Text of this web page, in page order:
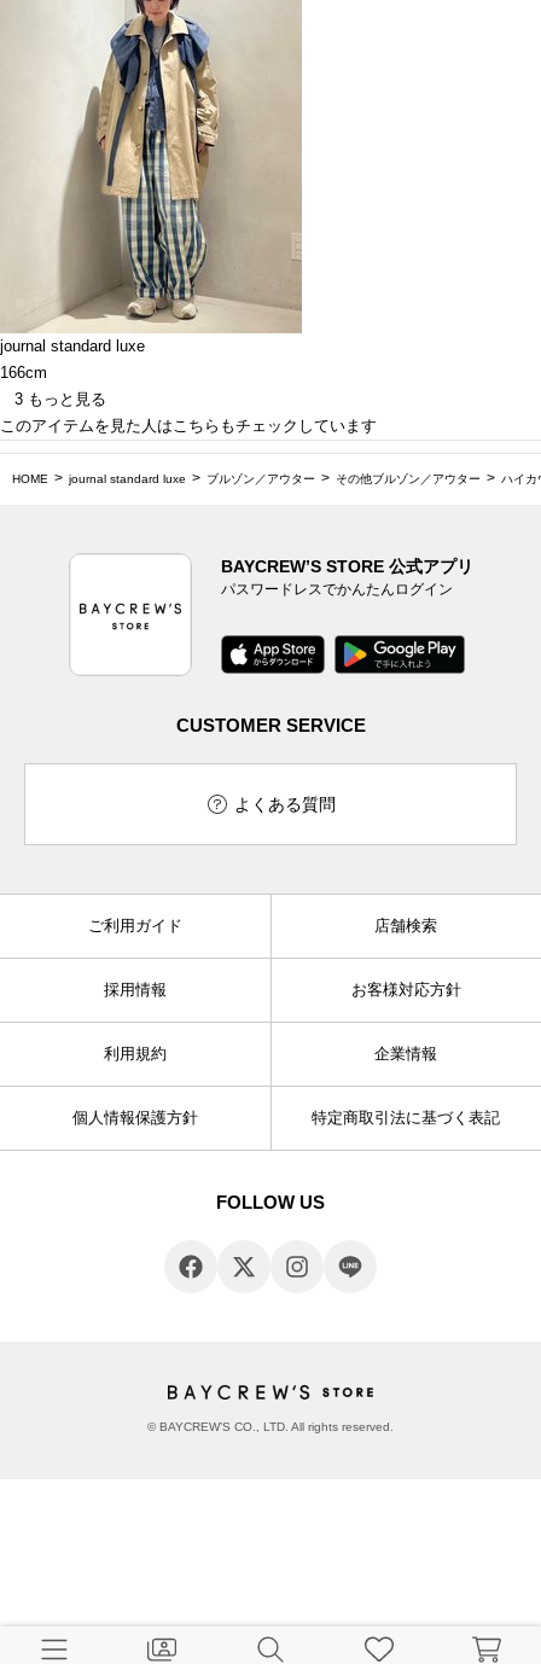
journal standard luxe
166cm
3 もっと見る
このアイテムを見た人はこちらもチェックしています
HOME journal standard luxe ブルゾン／アウター その他ブルゾン／アウター ハイカ
BAYCREW’S STORE 公式アプリ
パスワードレスでかんたんログイン
CUSTOMER SERVICE
よくある質問
ご利用ガイド 店舗検索
採用情報 お客様対応方針
利用規約 企業情報
個人情報保護方針 特定商取引法に基づく表記
FOLLOW US
© BAYCREW’S CO., LTD. All rights reserved.